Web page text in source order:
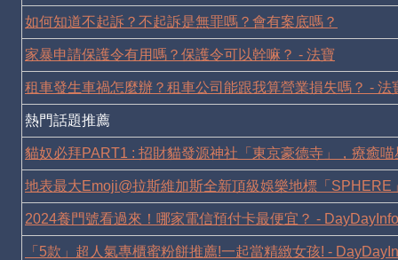
如何知道不起訴？不起訴是無罪嗎？會有案底嗎？
家暴申請保護令有用嗎？保護令可以幹嘛？ - 法寶
租車發生車禍怎麼辦？租車公司能跟我算營業損失嗎？ - 法
熱門話題推薦
貓奴必拜PART1 : 招財貓發源神社「東京豪德寺」，療癒
地表最大Emoji@拉斯維加斯全新頂級娛樂地標「SPHERE
2024養門號看過來！哪家電信預付卡最便宜？ - DayDayInfo
「5款」超人氣專櫃蜜粉餅推薦!一起當精緻女孩! -